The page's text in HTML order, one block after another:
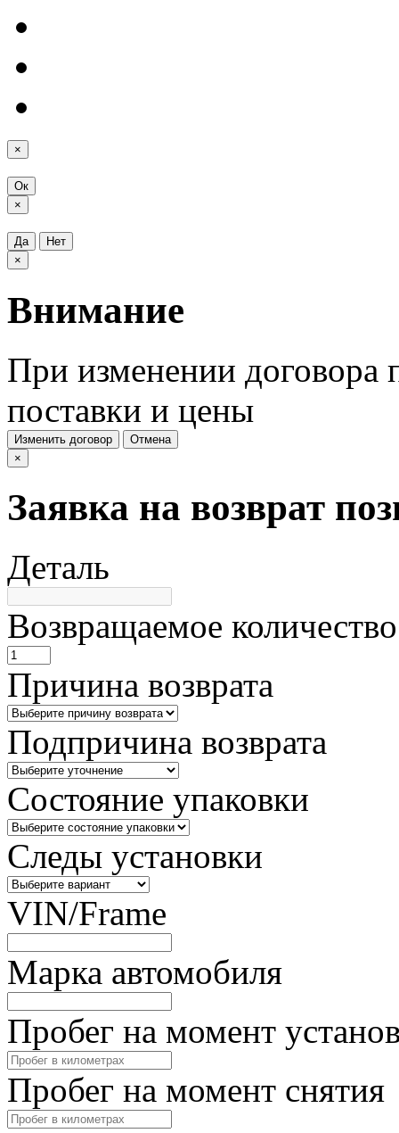
×
Ок
×
Да
Нет
×
Внимание
При изменении договора
поставки и цены
Изменить договор
Отмена
×
Заявка на возврат
Деталь
Возвращаемое количество
Причина возврата
Подпричина возврата
Состояние упаковки
Следы установки
VIN/Frame
Марка автомобиля
Пробег на момент
Пробег на момент снятия